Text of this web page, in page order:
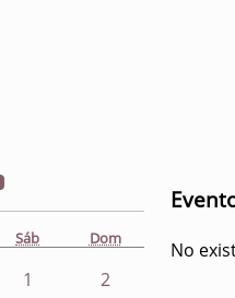
Sáb Dom
1 2
No